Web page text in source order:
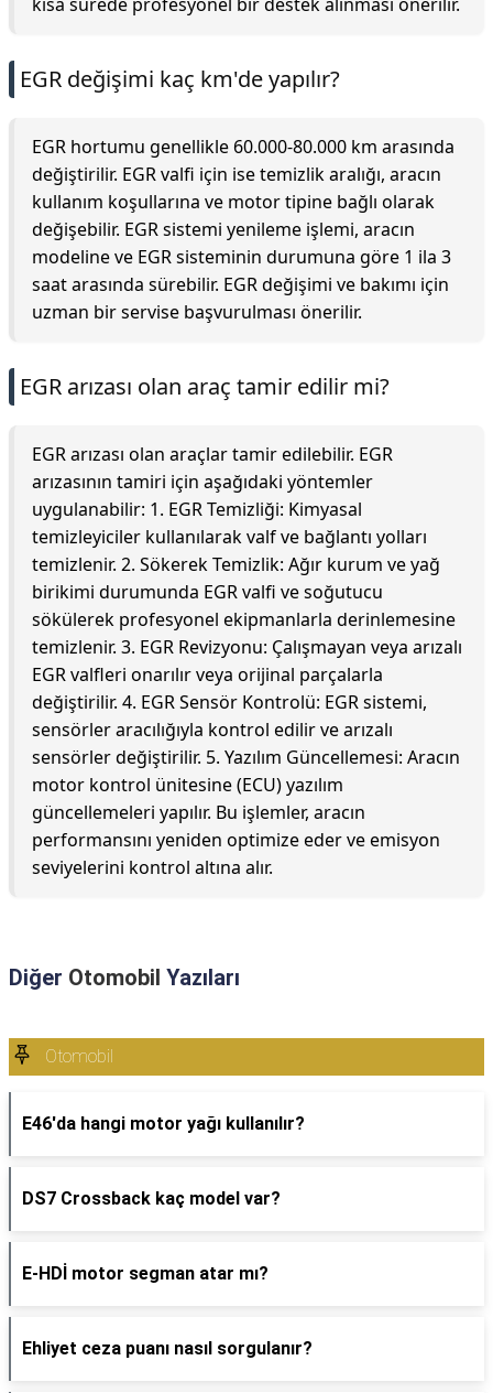
EGR değişimi kaç km'de yapılır?
EGR hortumu genellikle 60.000-80.000 km arasında
değiştirilir. EGR valfi için ise temizlik aralığı, aracın
kullanım koşullarına ve motor tipine bağlı olarak
değişebilir. EGR sistemi yenileme işlemi, aracın
modeline ve EGR sisteminin durumuna göre 1 ila 3
saat arasında sürebilir. EGR değişimi ve bakımı için
uzman bir servise başvurulması önerilir.
EGR arızası olan araç tamir edilir mi?
EGR arızası olan araçlar tamir edilebilir. EGR
arızasının tamiri için aşağıdaki yöntemler
uygulanabilir: 1. EGR Temizliği: Kimyasal
temizleyiciler kullanılarak valf ve bağlantı yolları
temizlenir. 2. Sökerek Temizlik: Ağır kurum ve yağ
birikimi durumunda EGR valfi ve soğutucu
sökülerek profesyonel ekipmanlarla derinlemesine
temizlenir. 3. EGR Revizyonu: Çalışmayan veya arızalı
EGR valfleri onarılır veya orijinal parçalarla
değiştirilir. 4. EGR Sensör Kontrolü: EGR sistemi,
sensörler aracılığıyla kontrol edilir ve arızalı
sensörler değiştirilir. 5. Yazılım Güncellemesi: Aracın
motor kontrol ünitesine (ECU) yazılım
güncellemeleri yapılır. Bu işlemler, aracın
performansını yeniden optimize eder ve emisyon
seviyelerini kontrol altına alır.
Diğer Otomobil Yazıları
Otomobil
E46'da hangi motor yağı kullanılır?
DS7 Crossback kaç model var?
E-HDİ motor segman atar mı?
Ehliyet ceza puanı nasıl sorgulanır?